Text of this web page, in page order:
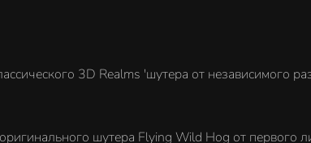
3D Realms 'шутера от независимого
шутера Flying Wild Hog от первого